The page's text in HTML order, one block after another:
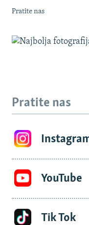
Pratite nas
Pratite nas
YouTube
Tik Tok